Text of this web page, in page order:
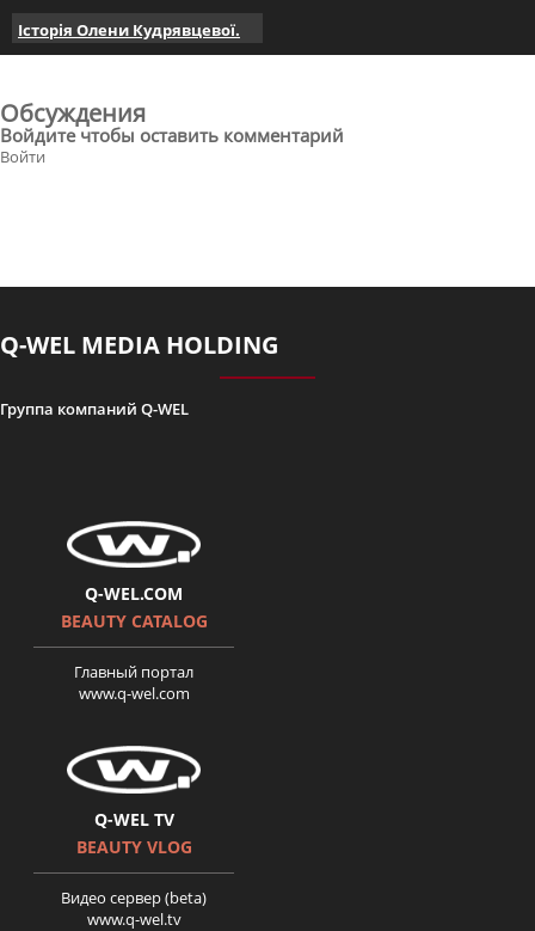
Історія Олени Кудрявцевої.
Поверніть мені красу. серія 4
Поверніть мені красу. серія 5
Поверніть мені красу 6 серія
7 серия Ольга Дротюк
Обсуждения
Войдите чтобы оставить комментарий
Войти
Q-WEL MEDIA HOLDING
Группа компаний Q-WEL
Q-WEL.COM
BEAUTY CATALOG
Главный портал
www.q-wel.com
Q-WEL TV
BEAUTY VLOG
Видео сервер (beta)
www.q-wel.tv